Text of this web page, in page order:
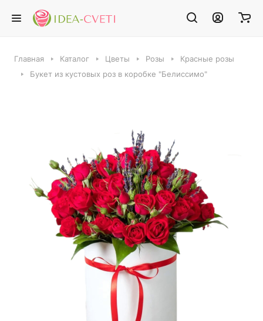
Главная Каталог Цветы Розы
Красные розы
Букет из кустовых роз в коробке "Белиссимо"